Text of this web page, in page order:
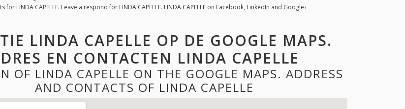
for LINDA CAPELLE. Leave a respond for LINDA CAPELLE. LINDA CAPELLE on Facebook, LinkedIn and Google+
LINDA CAPELLE OP DE GOOGLE MAPS.
EN CONTACTEN LINDA CAPELLE
OF LINDA CAPELLE ON THE GOOGLE MAPS. ADDRESS
AND CONTACTS OF LINDA CAPELLE